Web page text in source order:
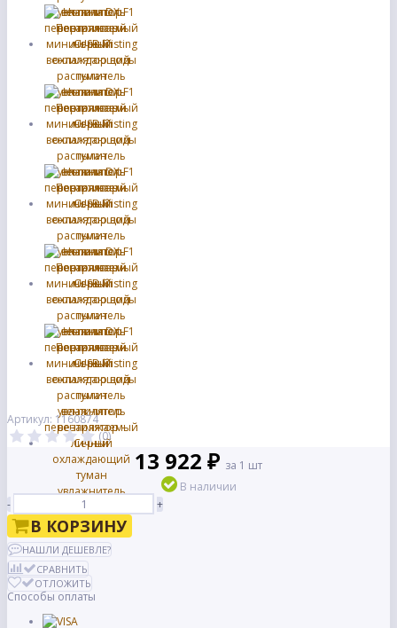
Артикул: 1160874
(0)
13 922 ₽ за 1 шт
В наличии
-
+
В КОРЗИНУ
НАШЛИ ДЕШЕВЛЕ?
СРАВНИТЬ
ОТЛОЖИТЬ
Способы оплаты